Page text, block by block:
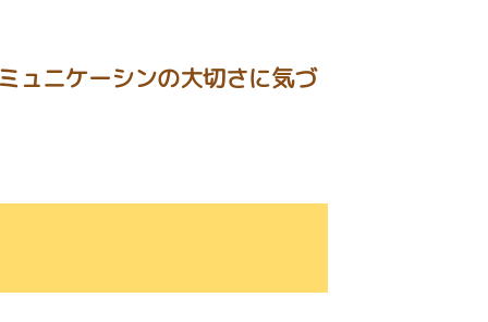
ュニケーシンの大切さに気づ